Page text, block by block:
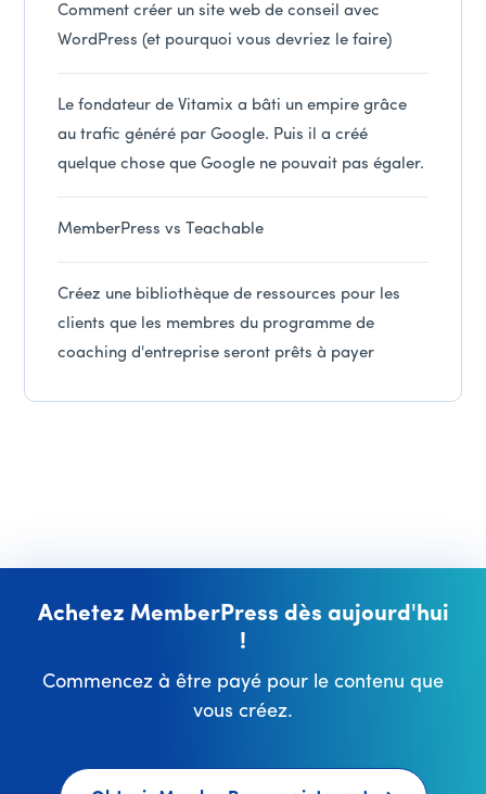
Comment créer un site web de conseil avec
WordPress (et pourquoi vous devriez le faire)
Le fondateur de Vitamix a bâti un empire grâce
au trafic généré par Google. Puis il a créé
quelque chose que Google ne pouvait pas égaler.
MemberPress vs Teachable
Créez une bibliothèque de ressources pour les
clients que les membres du programme de
coaching d'entreprise seront prêts à payer
Achetez MemberPress dès aujourd'hui
!
Commencez à être payé pour le contenu que
vous créez.